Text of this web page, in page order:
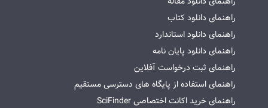
راهنمای دانلود کتاب
راهنمای دانلود استاندارد
راهنمای دانلود پایان نامه
راهنمای ثبت درخواست آفلاین
راهنمای استفاده از پایگاه های دسترسی مستقیم
راهنمای خرید اکانت اختصاصی SciFinder